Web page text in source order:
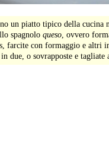
un piatto tipico della cucina
spagnolo queso , ovvero
farcite con formaggio e altri
in due, o sovrapposte e tagliate